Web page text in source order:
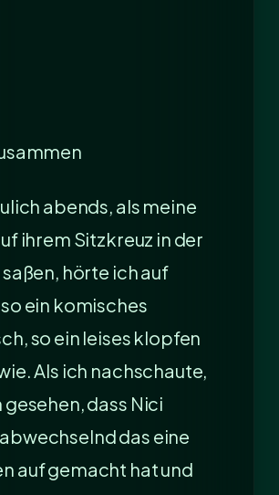
abends, als meine
ihrem Sitzkreuz in der
hörte ich auf
ein komisches
so ein leises klopfen
Als ich nachschaute,
gesehen, dass Nici
das eine
auf gemacht hat und